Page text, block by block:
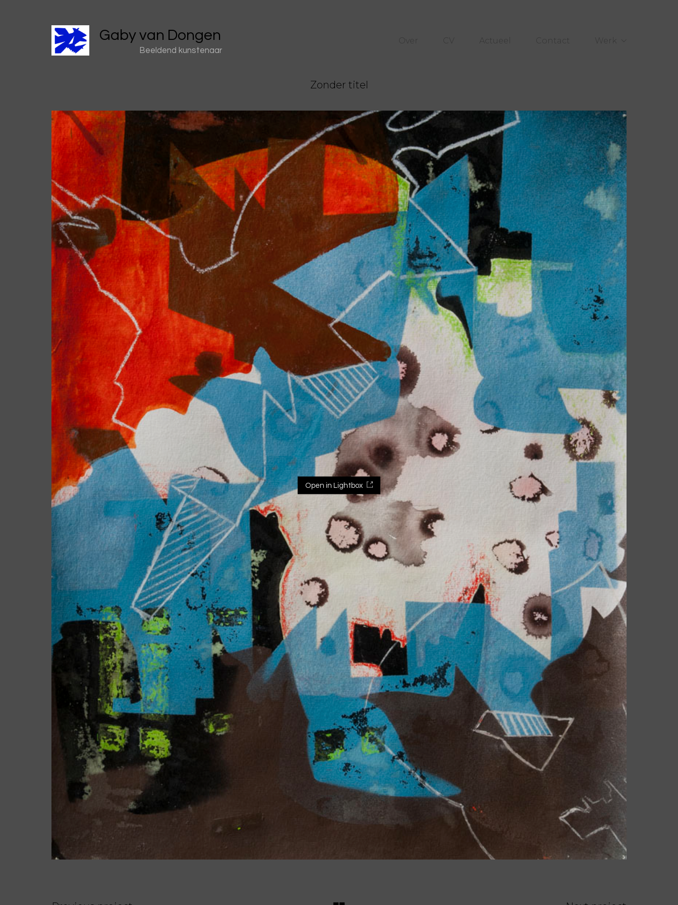
Gaby van Dongen
Beeldend kunstenaar
Over CV Actueel Contact Werk
Zonder titel
Open in Lightbox